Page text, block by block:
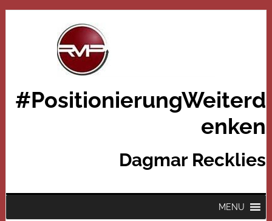
#PositionierungWeiterd
enken
Dagmar Recklies
MENU